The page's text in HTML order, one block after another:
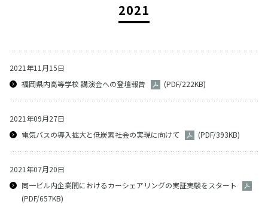
2021
2021年11月15日
福岡県内高等学校 講演会への登壇報告
(PDF/222KB)
2021年09月27日
電気バスの導入拡大と低炭素社会の実現に向けて
(PDF/393KB)
2021年07月20日
同一ビル内企業間におけるカーシェアリングの実証実験をスタート
(PDF/657KB)